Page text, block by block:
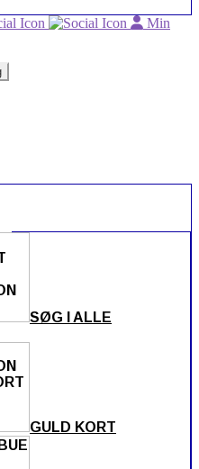
Min
SØG I ALLE
GULD KORT